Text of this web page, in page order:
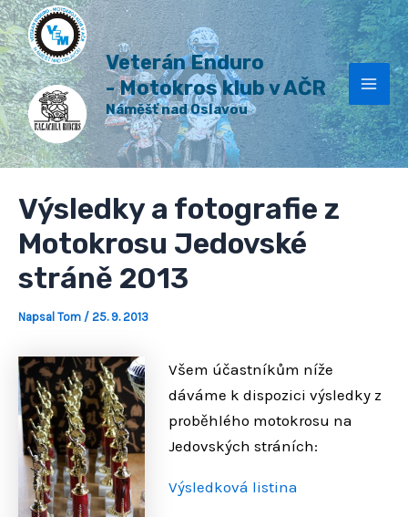
Přeskočit
na
obsah
Veterán Enduro
- Motokros klub v AČR
Náměšť nad Oslavou
Výsledky a fotografie z
Motokrosu Jedovské
stráně 2013
Napsal Tom / 25. 9. 2013
Všem účastníkům níže
dáváme k dispozici výsledky z
proběhlého motokrosu na
Jedovských stráních:
Výsledková listina
Post
navigation
H
l
e
d
a
t